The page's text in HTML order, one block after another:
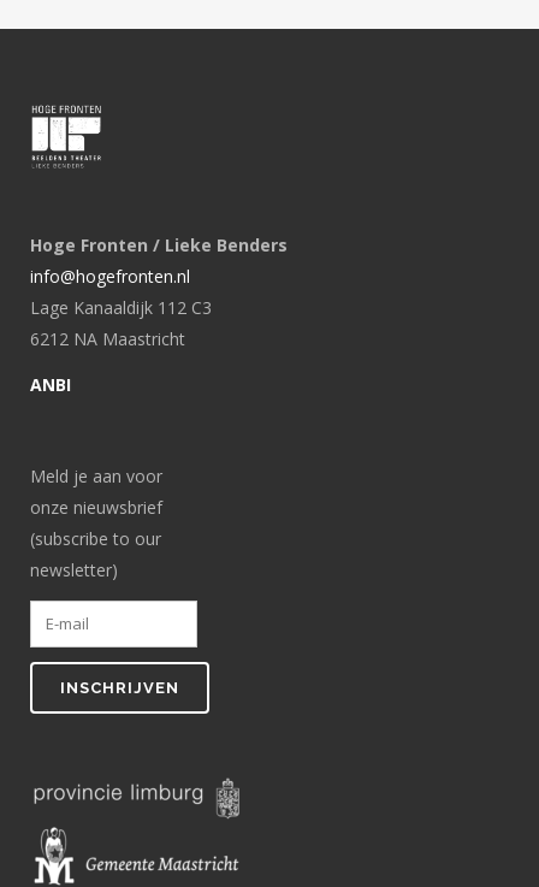
Hoge Fronten / Lieke Benders
info@hogefronten.nl
Lage Kanaaldijk 112 C3
6212 NA Maastricht
ANBI
Meld je aan voor
onze nieuwsbrief
(subscribe to our
newsletter)